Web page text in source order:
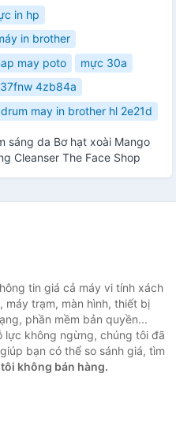
in hp
in brother
may poto
mực 30a
4zb84a
may in brother hl 2e21d
sáng da Bơ hạt xoài Mango
Cleanser The Face Shop
tin giá cả máy vi tính xách
máy trạm, màn hình, thiết bị
phần mềm bản quyền...
lực không ngừng, chúng tôi đã
bạn có thể so sánh giá, tìm
không bán hàng.